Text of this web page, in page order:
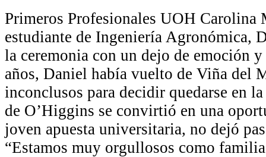
Primeros Profesionales UOH Carolina
estudiante de Ingeniería Agronómica,
la ceremonia con un dejo de emoción
años, Daniel había vuelto de Viña del
inconclusos para decidir quedarse en
de O’Higgins se convirtió en una
joven apuesta universitaria, no dejó
“Estamos muy orgullosos como